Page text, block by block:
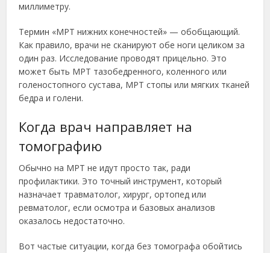
миллиметру.
Термин «МРТ нижних конечностей» — обобщающий.
Как правило, врачи не сканируют обе ноги целиком за
один раз. Исследование проводят прицельно. Это
может быть МРТ тазобедренного, коленного или
голеностопного сустава, МРТ стопы или мягких тканей
бедра и голени.
Когда врач направляет на
томографию
Обычно на МРТ не идут просто так, ради
профилактики. Это точный инструмент, который
назначает травматолог, хирург, ортопед или
ревматолог, если осмотра и базовых анализов
оказалось недостаточно.
Вот частые ситуации, когда без томографа обойтись